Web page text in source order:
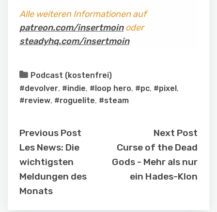
Alle weiteren Informationen auf
patreon.com/insertmoinoder
steadyhq.com/insertmoin
Podcast (kostenfrei)
#devolver, #indie, #loop hero, #pc, #pixel,
#review, #roguelite, #steam
Previous Post
Les News: Die
wichtigsten
Meldungen des
Monats
Next Post
Curse of the Dead
Gods - Mehr als nur
ein Hades-Klon